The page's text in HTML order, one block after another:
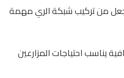
من تركيب شبكة الري مهمة
يناسب احتياجات المزارعين